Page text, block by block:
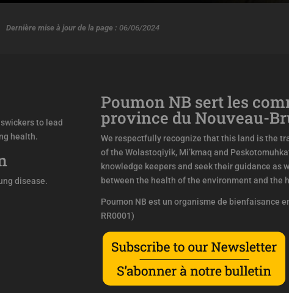
Dernière mise à jour de la page : 06/06/2024
to lead
health.
disease.
Poumon NB sert les
province du Nouveau-
We respectfully recognize that this land is the
of the Wolastoqiyik, Mi’kmaq and
knowledge keepers and seek their guidance as
between the health of the environment and the
Poumon NB est un organisme de bienfaisance
RR0001)